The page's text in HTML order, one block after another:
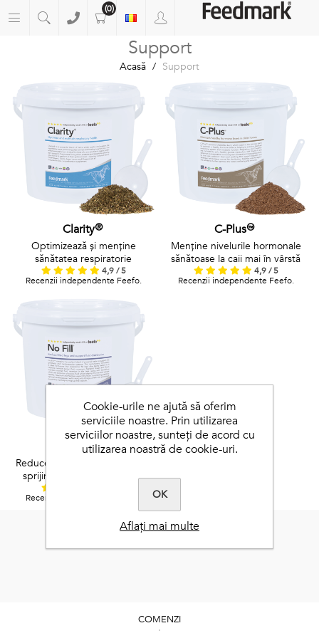
(0)
Support
Acasă / Support
Clarity®
Optimizează și menține
sănătatea respiratorie
4,9 / 5
Recenzii independente Feefo.
C-Plus™
Menține nivelurile hormonale
sănătoase la caii mai în vârstă
4,9 / 5
Recenzii independente Feefo.
No Fill™
Reduceți picioarele umplute și
sprijiniți distribuția fluidelor
Recenzii independente Feefo.
COMENZI
Cookie-urile ne ajută să oferim
serviciile noastre. Prin utilizarea
serviciilor noastre, sunteți de acord cu
utilizarea noastră de cookie-uri.
OK
Aflați mai multe